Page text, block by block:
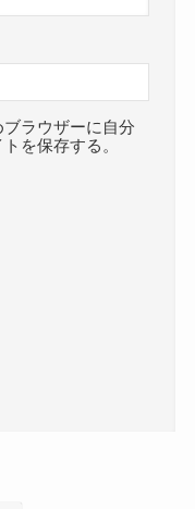
ラウザーに自分
を保存する。